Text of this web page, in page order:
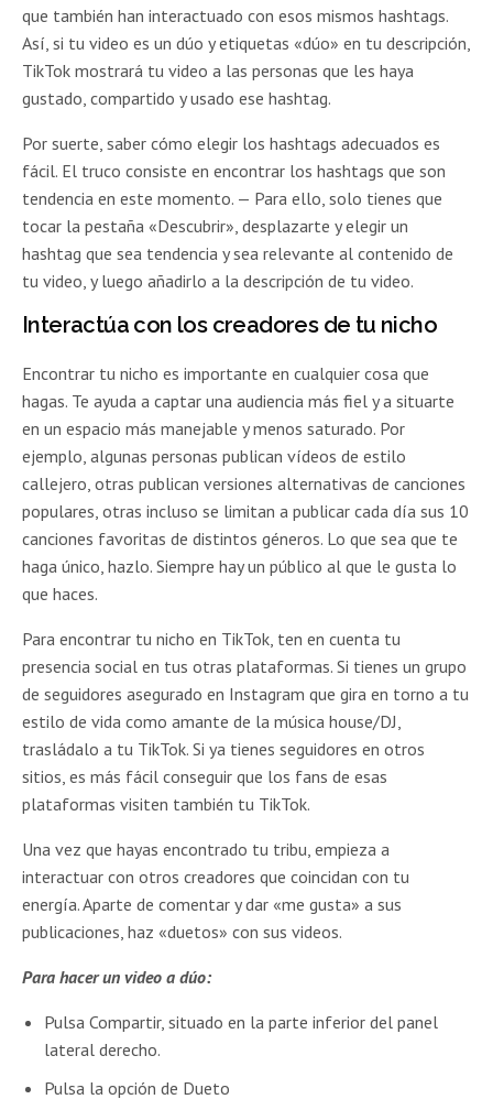
que también han interactuado con esos mismos hashtags.
Así, si tu video es un dúo y etiquetas «dúo» en tu descripción,
TikTok mostrará tu video a las personas que les haya
gustado, compartido y usado ese hashtag.
Por suerte, saber cómo elegir los hashtags adecuados es
fácil. El truco consiste en encontrar los hashtags que son
tendencia en este momento. — Para ello, solo tienes que
tocar la pestaña «Descubrir», desplazarte y elegir un
hashtag que sea tendencia y sea relevante al contenido de
tu video, y luego añadirlo a la descripción de tu video.
Interactúa con los creadores de tu nicho
Encontrar tu nicho es importante en cualquier cosa que
hagas. Te ayuda a captar una audiencia más fiel y a situarte
en un espacio más manejable y menos saturado. Por
ejemplo, algunas personas publican vídeos de estilo
callejero, otras publican versiones alternativas de canciones
populares, otras incluso se limitan a publicar cada día sus 10
canciones favoritas de distintos géneros. Lo que sea que te
haga único, hazlo. Siempre hay un público al que le gusta lo
que haces.
Para encontrar tu nicho en TikTok, ten en cuenta tu
presencia social en tus otras plataformas. Si tienes un grupo
de seguidores asegurado en Instagram que gira en torno a tu
estilo de vida como amante de la música house/DJ,
trasládalo a tu TikTok. Si ya tienes seguidores en otros
sitios, es más fácil conseguir que los fans de esas
plataformas visiten también tu TikTok.
Una vez que hayas encontrado tu tribu, empieza a
interactuar con otros creadores que coincidan con tu
energía. Aparte de comentar y dar «me gusta» a sus
publicaciones, haz «duetos» con sus videos.
Para hacer un video a dúo:
Pulsa Compartir, situado en la parte inferior del panel
lateral derecho.
Pulsa la opción de Dueto